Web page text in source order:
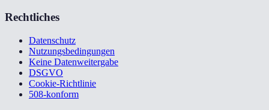
Rechtliches
Datenschutz
Nutzungsbedingungen
Keine Datenweitergabe
DSGVO
Cookie-Richtlinie
508-konform